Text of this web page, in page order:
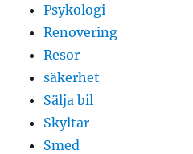
Psykologi
Renovering
Resor
säkerhet
Sälja bil
Skyltar
Smed